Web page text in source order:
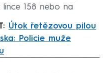
lince 158 nebo na
Útok řetězovou pilou
Policie muže